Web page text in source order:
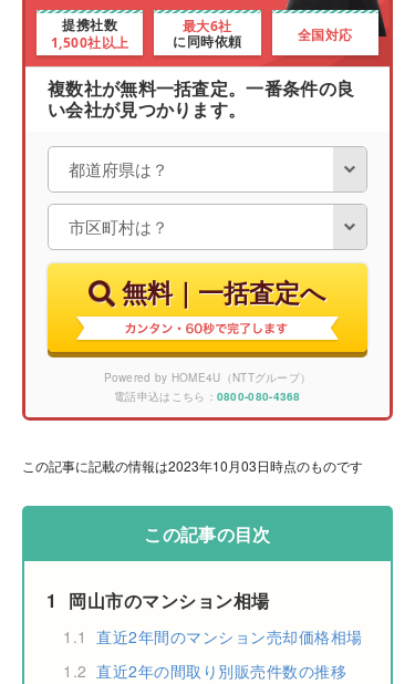
提携社数
1,500社以上
最大6社
に同時依頼 全国対応
複数社が無料一括査定。一番条件の良
い会社が見つかります。
無料｜一括査定へ
Powered by HOME4U（NTTグループ）
電話申込はこちら： 0800-080-4368
この記事に記載の情報は2023年10月03日時点のものです
この記事の目次
1 岡山市のマンション相場
1.1 直近2年間のマンション売却価格相場
1.2 直近2年の間取り別販売件数の推移